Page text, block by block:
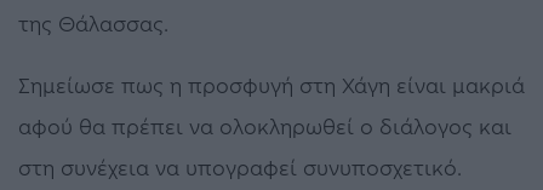
της Θάλασσας.
Σημείωσε πως η προσφυγή στη Χάγη είναι μακριά
αφού θα πρέπει να ολοκληρωθεί ο διάλογος και
στη συνέχεια να υπογραφεί συνυποσχετικό.